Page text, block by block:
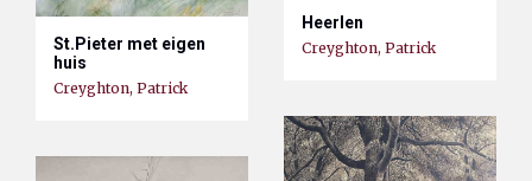
St.Pieter met eigen
huis
Creyghton, Patrick
Heerlen
Creyghton, Patrick